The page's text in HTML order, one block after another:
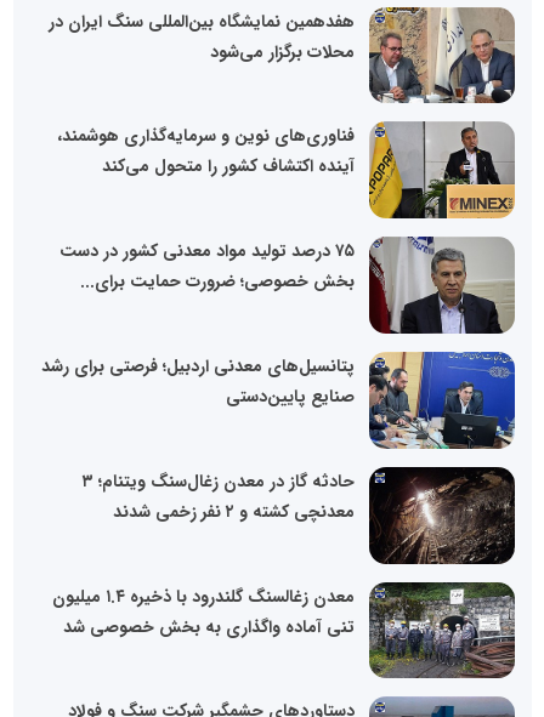
هفدهمین نمایشگاه بین‌المللی سنگ ایران در
محلات برگزار می‌شود
فناوری‌های نوین و سرمایه‌گذاری هوشمند،
آینده اکتشاف کشور را متحول می‌کند
۷۵ درصد تولید مواد معدنی کشور در دست
بخش خصوصی؛ ضرورت حمایت برای...
پتانسیل‌های معدنی اردبیل؛ فرصتی برای رشد
صنایع پایین‌دستی
حادثه گاز در معدن زغال‌سنگ ویتنام؛ ۳
معدنچی کشته و ۲ نفر زخمی شدند
معدن زغالسنگ گلندرود با ذخیره ۱.۴ میلیون
تنی آماده واگذاری به بخش خصوصی شد
دستاوردهای چشمگیر شرکت سنگ و فولاد